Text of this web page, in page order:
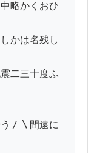
略かくおひ
かは名残し
二三十度ふ
〳〵間遠に